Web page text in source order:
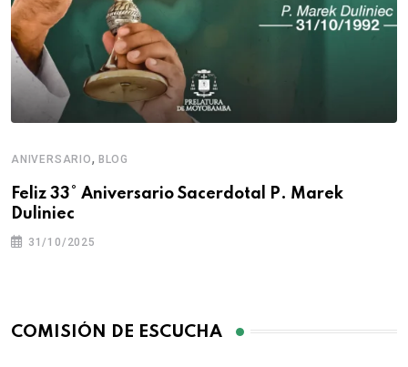
ANIVERSARIO, BLOG
Feliz 33° Aniversario Sacerdotal P. Marek
Duliniec
31/10/2025
COMISIÓN DE ESCUCHA